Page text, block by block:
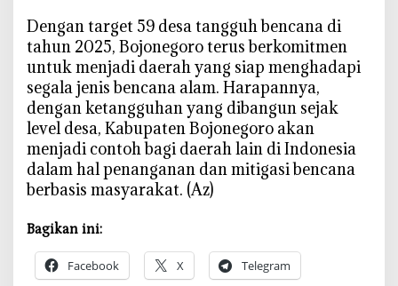
Dengan target 59 desa tangguh bencana di
tahun 2025, Bojonegoro terus berkomitmen
untuk menjadi daerah yang siap menghadapi
segala jenis bencana alam. Harapannya,
dengan ketangguhan yang dibangun sejak
level desa, Kabupaten Bojonegoro akan
menjadi contoh bagi daerah lain di Indonesia
dalam hal penanganan dan mitigasi bencana
berbasis masyarakat. (Az)
Bagikan ini:
Facebook X Telegram